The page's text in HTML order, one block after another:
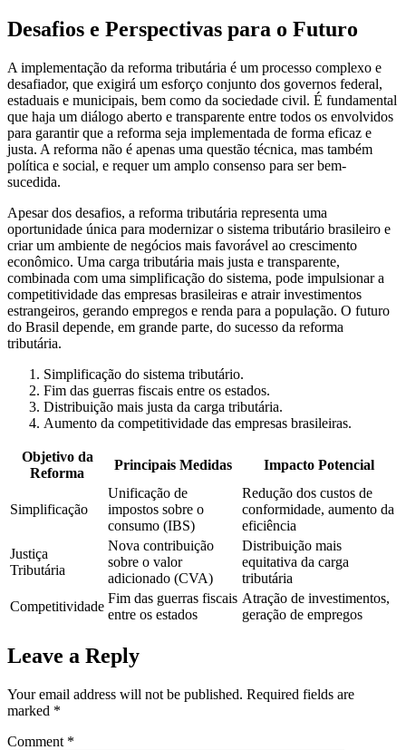
Desafios e Perspectivas para o Futuro
A implementação da reforma tributária é um processo complexo e
desafiador, que exigirá um esforço conjunto dos governos federal,
estaduais e municipais, bem como da sociedade civil. É fundamental
que haja um diálogo aberto e transparente entre todos os envolvidos
para garantir que a reforma seja implementada de forma eficaz e
justa. A reforma não é apenas uma questão técnica, mas também
política e social, e requer um amplo consenso para ser bem-
sucedida.
Apesar dos desafios, a reforma tributária representa uma
oportunidade única para modernizar o sistema tributário brasileiro e
criar um ambiente de negócios mais favorável ao crescimento
econômico. Uma carga tributária mais justa e transparente,
combinada com uma simplificação do sistema, pode impulsionar a
competitividade das empresas brasileiras e atrair investimentos
estrangeiros, gerando empregos e renda para a população. O futuro
do Brasil depende, em grande parte, do sucesso da reforma
tributária.
Simplificação do sistema tributário.
Fim das guerras fiscais entre os estados.
Distribuição mais justa da carga tributária.
Aumento da competitividade das empresas brasileiras.
Objetivo da
Reforma
Principais Medidas Impacto Potencial
Simplificação
Unificação de
impostos sobre o
consumo (IBS)
Redução dos custos de
conformidade, aumento da
eficiência
Justiça
Tributária
Nova contribuição
sobre o valor
adicionado (CVA)
Distribuição mais
equitativa da carga
tributária
Competitividade
Fim das guerras fiscais
entre os estados
Atração de investimentos,
geração de empregos
Leave a Reply
Your email address will not be published. Required fields are
marked *
Comment *